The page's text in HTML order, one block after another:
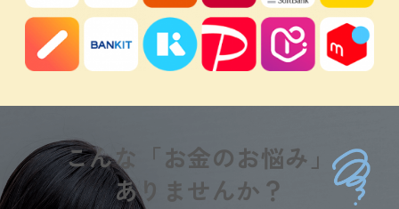
こんな「お金のお悩み」
ありませんか？